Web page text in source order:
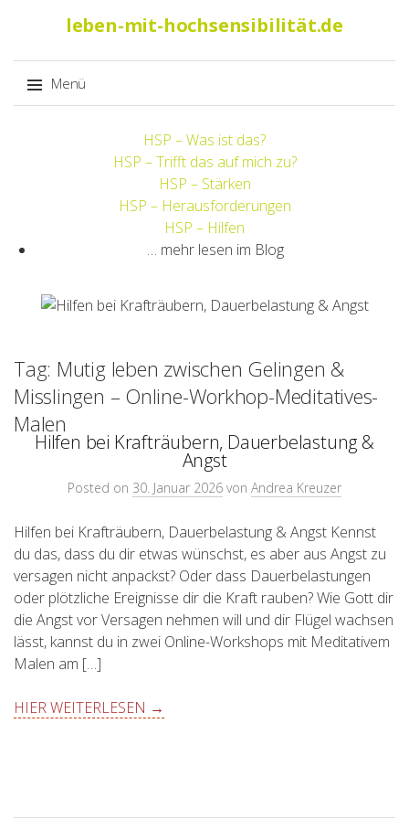
leben-mit-hochsensibilität.de
Menü
HSP – Was ist das?
HSP – Trifft das auf mich zu?
HSP – Stärken
HSP – Herausforderungen
HSP – Hilfen
… mehr lesen im Blog
Tag: Mutig leben zwischen Gelingen &
Misslingen – Online-Workhop-Meditatives-
Malen
Hilfen bei Krafträubern, Dauerbelastung &
Angst
Posted on 30. Januar 2026 von Andrea Kreuzer
Hilfen bei Krafträubern, Dauerbelastung & Angst Kennst
du das, dass du dir etwas wünschst, es aber aus Angst zu
versagen nicht anpackst? Oder dass Dauerbelastungen
oder plötzliche Ereignisse dir die Kraft rauben? Wie Gott dir
die Angst vor Versagen nehmen will und dir Flügel wachsen
lässt, kannst du in zwei Online-Workshops mit Meditativem
Malen am […]
HIER WEITERLESEN →